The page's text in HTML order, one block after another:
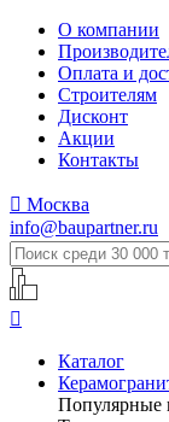
О компании
Оплата и
Строителям
Дисконт
Акции
Контакты
 Москва
info@baupartner.ru

Каталог
Популярные